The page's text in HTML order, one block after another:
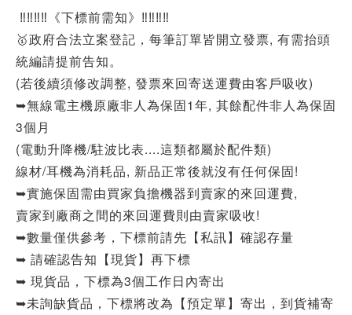
‼‼‼‼《下標前需知》‼‼‼‼
🥇政府合法立案登記，每筆訂單皆開立發票, 有需抬頭
統編請提前告知。
(若後續須修改調整, 發票來回寄送運費由客戶吸收)
➥無線電主機原廠非人為保固1年, 其餘配件非人為保固
3個月
(電動升降機/駐波比表....這類都屬於配件類)
線材/耳機為消耗品, 新品正常後就沒有任何保固!
➥實施保固需由買家負擔機器到賣家的來回運費,
賣家到廠商之間的來回運費則由賣家吸收!
➥數量僅供參考，下標前請先【私訊】確認存量
➥ 請確認告知【現貨】再下標
➥ 現貨品，下標為3個工作日內寄出
➥未詢缺貨品，下標將改為【預定單】寄出，到貨補寄